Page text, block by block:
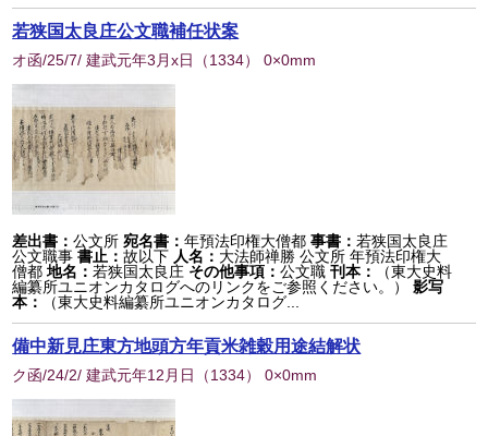
若狭国太良庄公文職補任状案
オ函/25/7/ 建武元年3月x日 （1334） 0×0mm
差出書：公文所 宛名書：年預法印権大僧都 事書：若狭国太良庄
公文職事書止：故以下 人名： 大法師禅勝 公文所 年預法印権大
僧都 地名：若狭国太良庄 その他事項：公文職刊本：
（東大史料
編纂所ユニオンカタログへのリンクをご参照ください。）
影写
本：
（東大史料編纂所ユニオンカタログ...
備中新見庄東方地頭方年貢米雑穀用途結解状
ク函/24/2/ 建武元年12月日 （1334） 0×0mm